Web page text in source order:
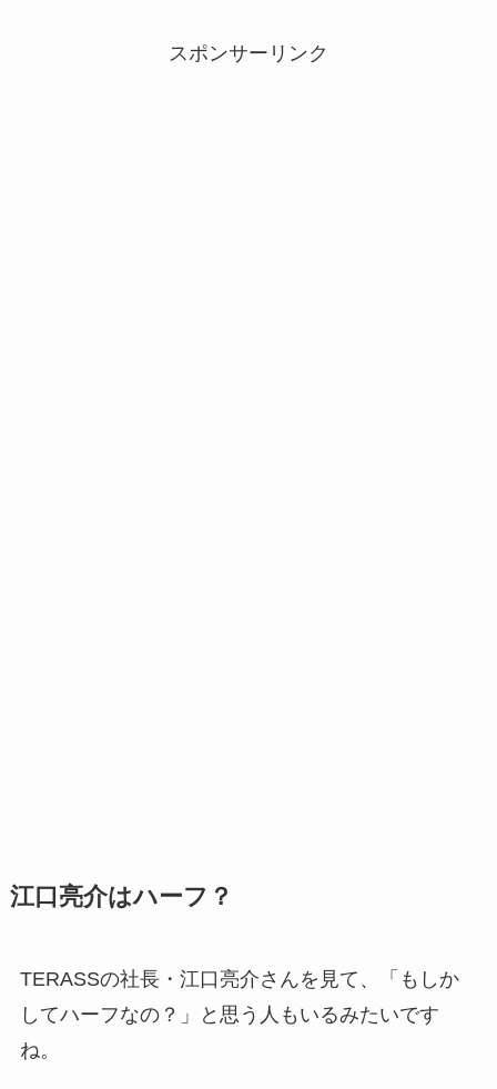
スポンサーリンク
江口亮介はハーフ？
TERASSの社長・江口亮介さんを見て、「もしか
してハーフなの？」と思う人もいるみたいです
ね。